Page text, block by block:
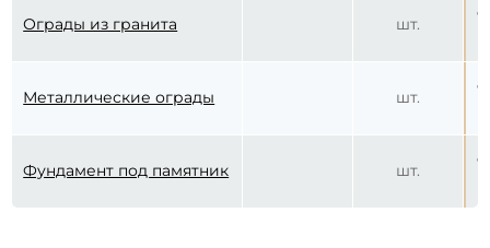
Ограды из гранита шт.
Металлические ограды шт.
Фундамент под памятник шт.